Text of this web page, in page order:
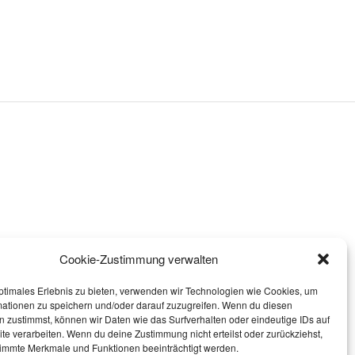
Cookie-Zustimmung verwalten
Erlebnis zu bieten, verwenden wir Technologien wie Cookies, um
zu speichern und/oder darauf zuzugreifen. Wenn du diesen
zustimmst, können wir Daten wie das Surfverhalten oder eindeutige IDs auf
verarbeiten. Wenn du deine Zustimmung nicht erteilst oder zurückziehst,
Merkmale und Funktionen beeinträchtigt werden.